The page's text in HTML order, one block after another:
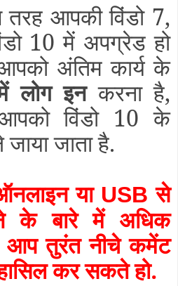
आपकी विंडो 7,
10 में अपग्रेड हो
अंतिम कार्य के
लोग इनकरना है,
विंडो 10 के
जाता है.
या USB से
के बारे में अधिक
आप तुरंत नीचे कमेंट
कर सकते हो.